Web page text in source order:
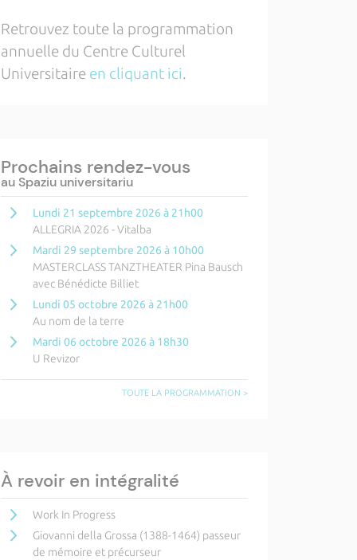
Retrouvez toute la programmation
annuelle du Centre Culturel
Universitaire en cliquant ici.
Prochains rendez-vous
au Spaziu universitariu
Lundi 21 septembre 2026 à 21h00
ALLEGRIA 2026 - Vitalba
Mardi 29 septembre 2026 à 10h00
MASTERCLASS TANZTHEATER Pina Bausch
avec Bénédicte Billiet
Lundi 05 octobre 2026 à 21h00
Au nom de la terre
Mardi 06 octobre 2026 à 18h30
U Revizor
TOUTE LA PROGRAMMATION >
À revoir en intégralité
Work In Progress
Giovanni della Grossa (1388-1464) passeur
de mémoire et précurseur